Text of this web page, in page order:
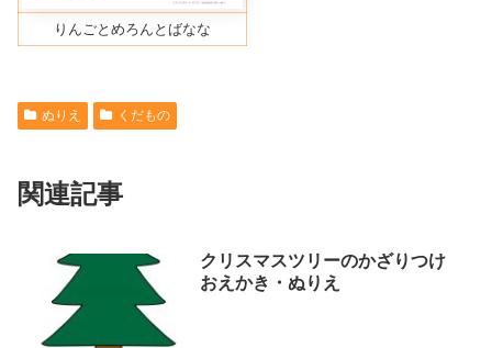
りんごとめろんとばなな
ぬりえ くだもの
関連記事
クリスマスツリーのかざりつけ
おえかき・ぬりえ